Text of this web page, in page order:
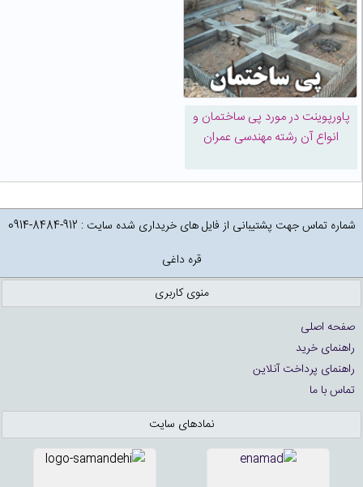
پاورپوینت در مورد پی ساختمان و
انواع آن رشته مهندسی عمران
شماره تماس جهت پشتیبانی از فایل های خریداری شده سایت : 912-8484-0914
قره داغی
منوی کاربری
صفحه اصلی
راهنمای خرید
راهنمای پرداخت آنلاین
تماس با ما
نمادهای سایت